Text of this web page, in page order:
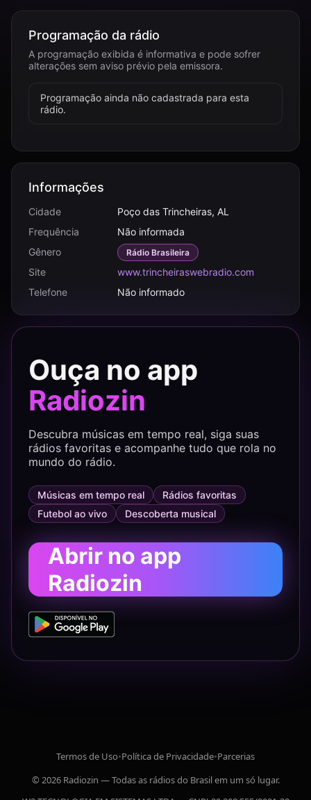
Programação da rádio
A programação exibida é informativa e pode sofrer
alterações sem aviso prévio pela emissora.
Programação ainda não cadastrada para esta
rádio.
Informações
Cidade
Poço das Trincheiras, AL
Frequência
Não informada
Gênero
Rádio Brasileira
Site
www.trincheiraswebradio.com
Telefone
Não informado
Ouça no app
Radiozin
Descubra músicas em tempo real, siga suas
rádios favoritas e acompanhe tudo que rola no
mundo do rádio.
Músicas em tempo real
Rádios favoritas
Futebol ao vivo
Descoberta musical
Abrir no app
Radiozin
Termos de Uso•Política de Privacidade•Parcerias
© 2026 Radiozin — Todas as rádios do Brasil em um só lugar.